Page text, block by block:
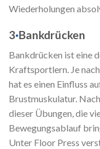
Wiederholungen
3·Bankdrücken
Bankdrücken ist eine
Kraftsportlern. Je
hat es einen Einfluss
Brustmuskulatur.
dieser Übungen, die
Bewegungsablauf
Unter Floor Press